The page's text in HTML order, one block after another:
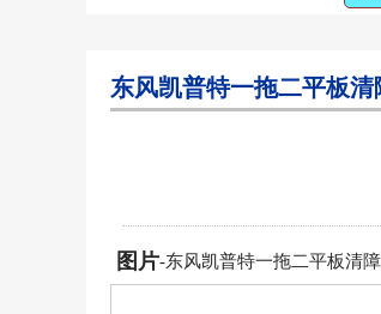
东风凯普特一拖二平板清
图片-东风凯普特一拖二平板清